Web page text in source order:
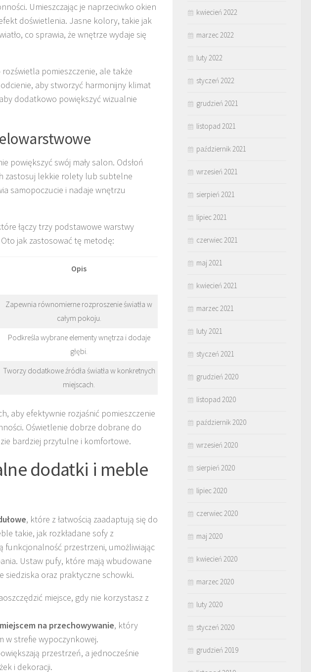
Umieszczając je naprzeciwko okien
doświetlenia. Jasne kolory, takie jak
co sprawia, że wnętrze wydaje się
pomieszczenie, ale także
aby stworzyć harmonijny klimat
dodatkowo powiększyć wizualnie
powiększyć swój mały salon. Odsłoń
zastosuj lekkie rolety lub subtelne
samopoczucie i nadaje wnętrzu
łączy trzy podstawowe warstwy
jak zastosować tę metodę:
Opis
Zapewnia równomierne rozproszenie światła w
całym pokoju.
Podkreśla wybrane elementy wnętrza i dodaje
głębi.
Tworzy dodatkowe źródła światła w konkretnych
miejscach.
aby efektywnie rozjaśnić pomieszczenie
Oświetlenie dobrze dobrane do
bardziej przytulne i komfortowe.
dodatki i meble
, które z łatwością zaadaptują się do
takie, jak rozkładane sofy z
funkcjonalność przestrzeni, umożliwiając
Ustaw pufy, które mają wbudowane
siedziska oraz praktyczne schowki.
miejsce, gdy nie korzystasz z
na przechowywanie, który
w strefie wypoczynkowej.
przestrzeń, a jednocześnie
i dekoracji.
kwiecień 2022
marzec 2022
luty 2022
styczeń 2022
grudzień 2021
listopad 2021
październik 2021
wrzesień 2021
sierpień 2021
lipiec 2021
czerwiec 2021
maj 2021
kwiecień 2021
marzec 2021
luty 2021
styczeń 2021
grudzień 2020
listopad 2020
październik 2020
wrzesień 2020
sierpień 2020
lipiec 2020
czerwiec 2020
maj 2020
kwiecień 2020
marzec 2020
luty 2020
styczeń 2020
grudzień 2019